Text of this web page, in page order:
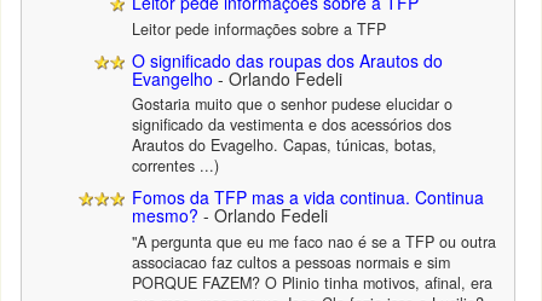
Leitor pede informações sobre a TFP
O significado das roupas dos Arautos do
Evangelho - Orlando Fedeli
Gostaria muito que o senhor pudese elucidar o
significado da vestimenta e dos acessórios dos
Arautos do Evagelho. Capas, túnicas, botas,
correntes ...)
Fomos da TFP mas a vida continua. Continua
mesmo? - Orlando Fedeli
"A pergunta que eu me faco nao é se a TFP ou outra
associacao faz cultos a pessoas normais e sim
PORQUE FAZEM? O Plinio tinha motivos, afinal, era